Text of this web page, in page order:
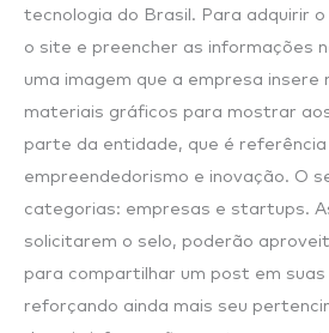
tecnologia do Brasil. Para adquirir
o site e preencher as informações
uma imagem que a empresa insere
materiais gráficos para mostrar
parte da entidade, que é referência
empreendedorismo e inovação. O
categorias: empresas e startups.
solicitarem o selo, poderão
para compartilhar um post em suas
reforçando ainda mais seu